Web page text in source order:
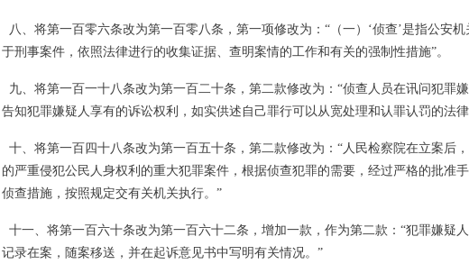
八、将第一百零六条改为第一百零八条，第一项修改为： “（一）‘侦查’是指公安
于刑事案件，依照法律进行的收集证据、查明案情的工作和有关的强制性措施”。
九、将第一百一十八条改为第一百二十条，第二款修改为： “侦查人员在讯问犯罪
告知犯罪嫌疑人享有的诉讼权利，如实供述自己罪行可以从宽处理和认罪认罚的法
十、将第一百四十八条改为第一百五十条，第二款修改为： “人民检察院在立案后
的严重侵犯公民人身权利的重大犯罪案件，根据侦查犯罪的需要，经过严格的批准
侦查措施，按照规定交有关机关执行。”
十一、将第一百六十条改为第一百六十二条，增加一款，作为第二款： “犯罪嫌疑
记录在案，随案移送，并在起诉意见书中写明有关情况。”